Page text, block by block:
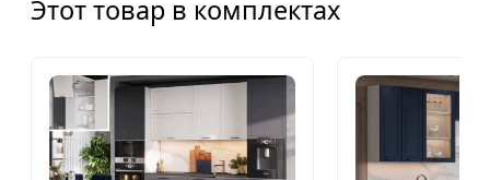
Этот товар в комплектах